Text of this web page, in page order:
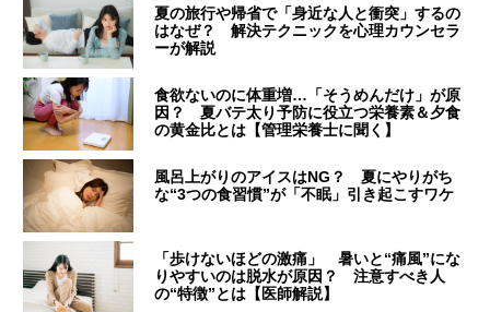
夏の旅行や帰省で「身近な人と衝突」するの
はなぜ？ 解決テクニックを心理カウンセラ
ーが解説
食欲ないのに体重増…「そうめんだけ」が原
因？ 夏バテ太り予防に役立つ栄養素＆夕食
の黄金比とは【管理栄養士に聞く】
風呂上がりのアイスはNG？ 夏にやりがち
な“3つの食習慣”が「不眠」引き起こすワケ
「歩けないほどの激痛」 暑いと“痛風”にな
りやすいのは脱水が原因？ 注意すべき人
の“特徴”とは【医師解説】